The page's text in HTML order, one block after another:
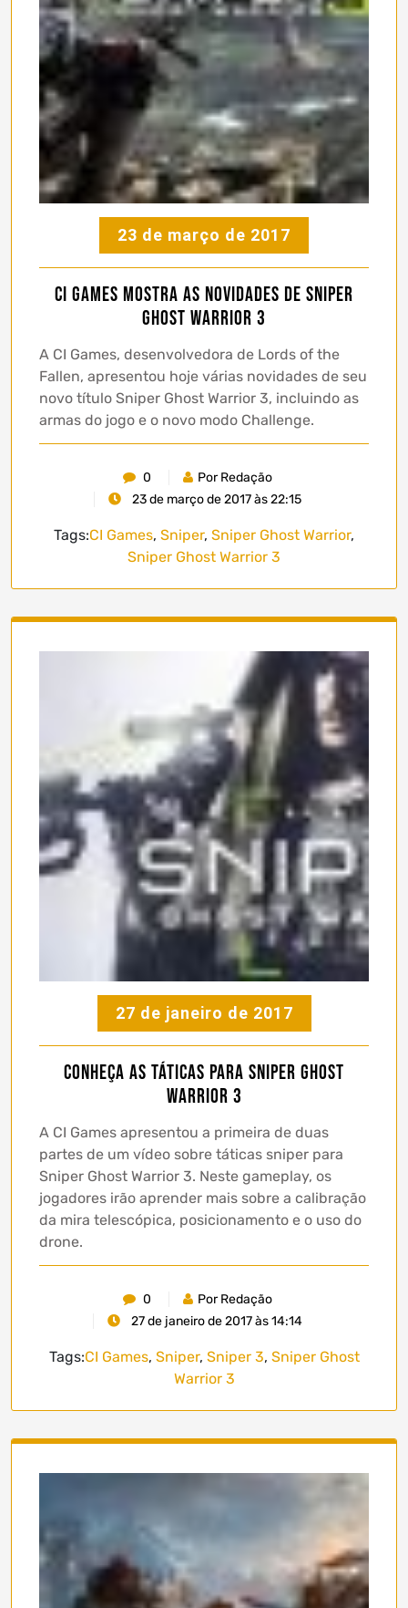
23 de março de 2017
CI Games mostra as novidades de Sniper
Ghost Warrior 3
A CI Games, desenvolvedora de Lords of the
Fallen, apresentou hoje várias novidades de seu
novo título Sniper Ghost Warrior 3, incluindo as
armas do jogo e o novo modo Challenge.
0
Por Redação
23 de março de 2017 às 22:15
Tags:CI Games, Sniper, Sniper Ghost Warrior,
Sniper Ghost Warrior 3
27 de janeiro de 2017
Conheça as táticas para Sniper Ghost
Warrior 3
A CI Games apresentou a primeira de duas
partes de um vídeo sobre táticas sniper para
Sniper Ghost Warrior 3. Neste gameplay, os
jogadores irão aprender mais sobre a calibração
da mira telescópica, posicionamento e o uso do
drone.
0
Por Redação
27 de janeiro de 2017 às 14:14
Tags:CI Games, Sniper, Sniper 3, Sniper Ghost
Warrior 3